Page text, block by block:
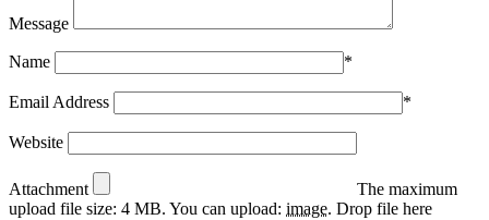
Message
Name *
Email Address *
Website
Attachment
The maximum
upload file size: 4 MB. You can upload: image. Drop file here